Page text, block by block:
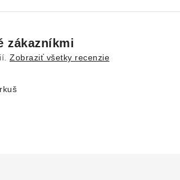
zákazníkmi
Zobraziť všetky recenzie